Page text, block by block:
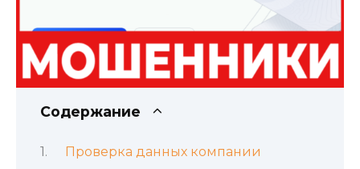
Содержание
Проверка данных компании